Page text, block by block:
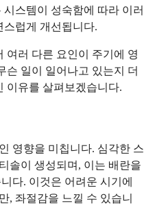
스템이 성숙함에 따라 이러
스럽게 개선됩니다.
여러 다른 요인이 주기에 영
슨 일이 일어나고 있는지 더
이유를 살펴보겠습니다.
영향을 미칩니다. 심각한 스
솔이 생성되며, 이는 배란을
다. 이것은 어려운 시기에
, 좌절감을 느낄 수 있습니